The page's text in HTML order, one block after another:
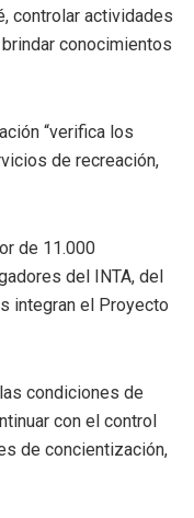
controlar actividades
conocimientos
“verifica los
de recreación,
de 11.000
del INTA, del
integran el Proyecto
condiciones de
con el control
de concientización,